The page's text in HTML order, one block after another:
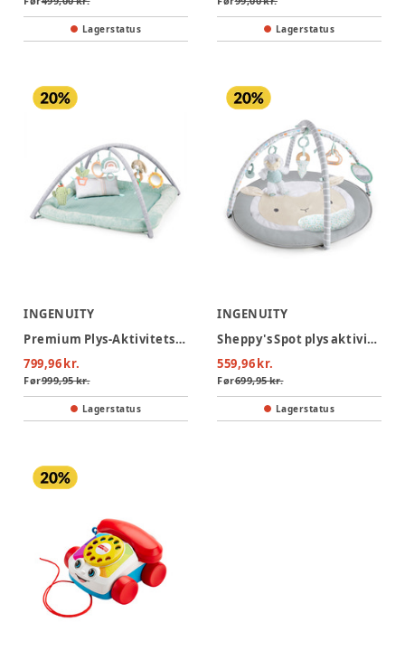
Lagerstatus Lagerstatus
INGENUITY
Premium Plys-Aktivitetstæppe
799,96 kr.
Før999,95 kr.
Lagerstatus
INGENUITY
Sheppy's Spot plys aktivitets-gym
559,96 kr.
Før699,95 kr.
Lagerstatus